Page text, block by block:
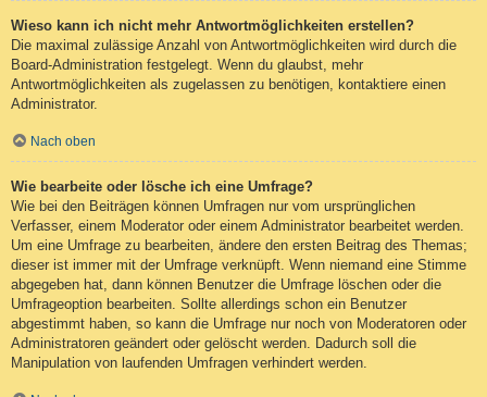
Wieso kann ich nicht mehr Antwortmöglichkeiten erstellen?
Die maximal zulässige Anzahl von Antwortmöglichkeiten wird durch die
Board-Administration festgelegt. Wenn du glaubst, mehr
Antwortmöglichkeiten als zugelassen zu benötigen, kontaktiere einen
Administrator.
Nach oben
Wie bearbeite oder lösche ich eine Umfrage?
Wie bei den Beiträgen können Umfragen nur vom ursprünglichen
Verfasser, einem Moderator oder einem Administrator bearbeitet werden.
Um eine Umfrage zu bearbeiten, ändere den ersten Beitrag des Themas;
dieser ist immer mit der Umfrage verknüpft. Wenn niemand eine Stimme
abgegeben hat, dann können Benutzer die Umfrage löschen oder die
Umfrageoption bearbeiten. Sollte allerdings schon ein Benutzer
abgestimmt haben, so kann die Umfrage nur noch von Moderatoren oder
Administratoren geändert oder gelöscht werden. Dadurch soll die
Manipulation von laufenden Umfragen verhindert werden.